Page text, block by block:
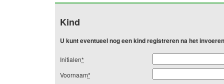
Kind
U kunt eventueel nog een kind registreren na het
Initialen*
Voornaam*